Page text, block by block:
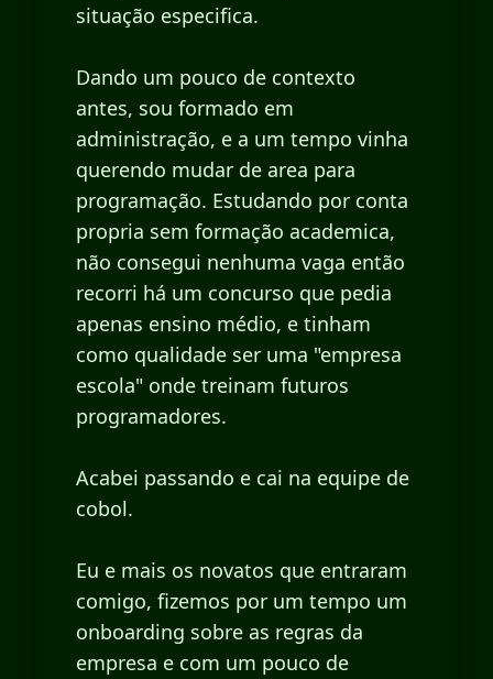
situação especifica.
Dando um pouco de contexto
antes, sou formado em
administração, e a um tempo vinha
querendo mudar de area para
programação. Estudando por conta
propria sem formação academica,
não consegui nenhuma vaga então
recorri há um concurso que pedia
apenas ensino médio, e tinham
como qualidade ser uma "empresa
escola" onde treinam futuros
programadores.
Acabei passando e cai na equipe de
cobol.
Eu e mais os novatos que entraram
comigo, fizemos por um tempo um
onboarding sobre as regras da
empresa e com um pouco de